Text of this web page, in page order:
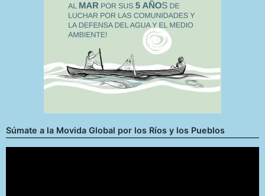
Súmate a la Movida Global por los Ríos y los Pueblos